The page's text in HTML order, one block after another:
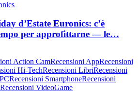
d’Estate Euronics: c’è
per approfittarne — le…
Action CamRecensioni AppRecensioni
Hi-TechRecensioni LibriRecensioni
Recensioni SmartphoneRecensioni
Recensioni VideoGame